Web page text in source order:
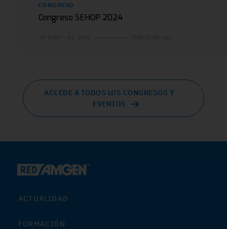
CONGRESO
Congreso SEHOP 2024
ACCEDE A TODOS LOS CONGRESOS Y
EVENTOS
ACTUALIDAD
FORMACIÓN